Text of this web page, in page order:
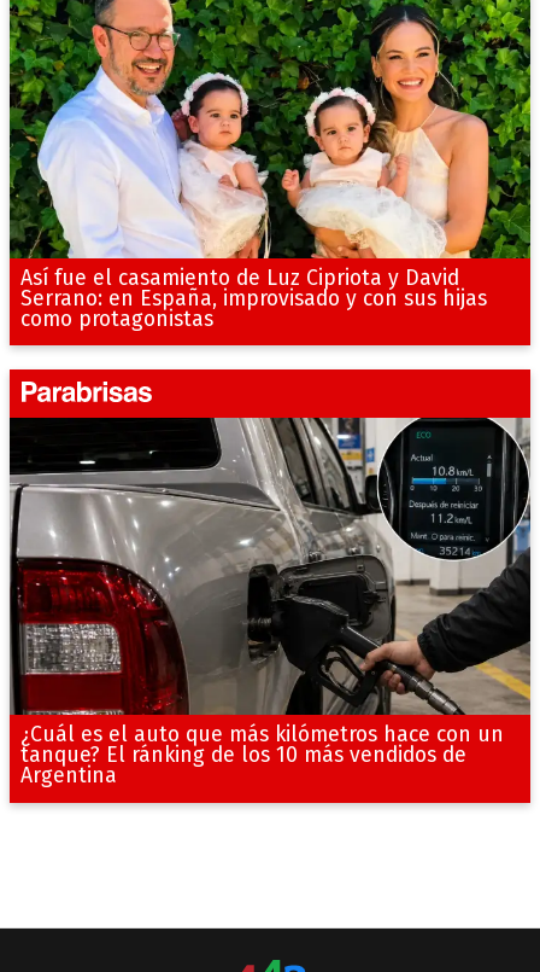
Así fue el casamiento de Luz Cipriota y David
Serrano: en España, improvisado y con sus hijas
como protagonistas
¿Cuál es el auto que más kilómetros hace con un
tanque? El ránking de los 10 más vendidos de
Argentina